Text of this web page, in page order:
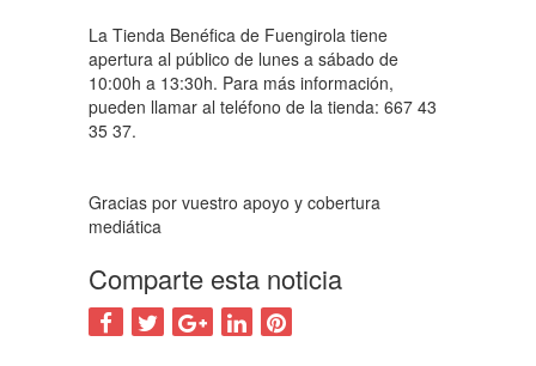
La Tienda Benéfica de Fuengirola tiene
apertura al público de lunes a sábado de
10:00h a 13:30h. Para más información,
pueden llamar al teléfono de la tienda: 667 43
35 37.
Gracias por vuestro apoyo y cobertura
mediática
Comparte esta noticia